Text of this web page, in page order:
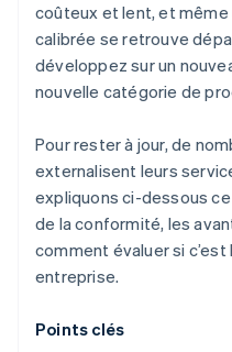
coûteux et lent, et
calibrée se retrouve
développez sur un
nouvelle catégorie de
Pour rester à jour, de
externalisent leurs
expliquons ci-dessous ce
de la conformité, les
comment évaluer si
entreprise.
Points clés